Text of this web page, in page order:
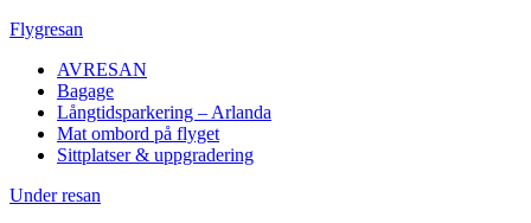
Flygresan
AVRESAN
Bagage
Långtidsparkering – Arlanda
Mat ombord på flyget
Sittplatser & uppgradering
Under resan